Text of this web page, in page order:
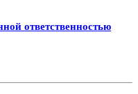
ответственностью